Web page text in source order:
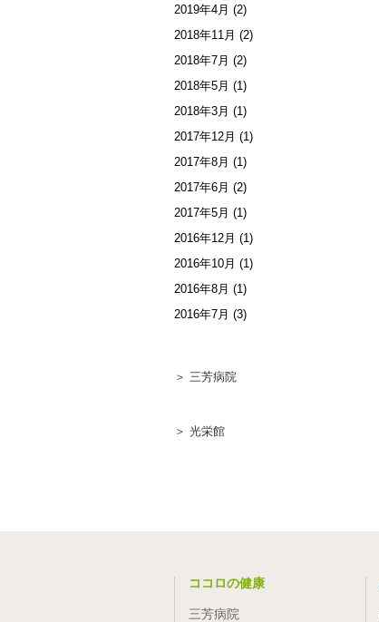
2019年4月 (2)
2018年11月 (2)
2018年7月 (2)
2018年5月 (1)
2018年3月 (1)
2017年12月 (1)
2017年8月 (1)
2017年6月 (2)
2017年5月 (1)
2016年12月 (1)
2016年10月 (1)
2016年8月 (1)
2016年7月 (3)
＞ 三芳病院
＞ 光栄館
ココロの健康
三芳病院